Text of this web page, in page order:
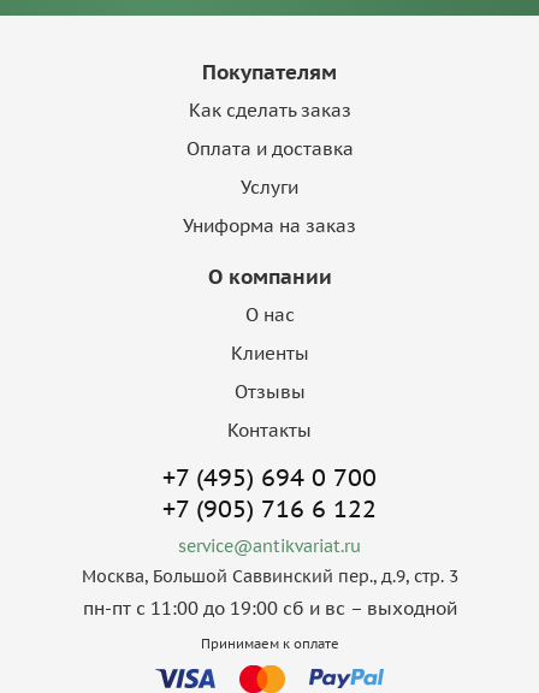
Покупателям
Как сделать заказ
Оплата и доставка
Услуги
Униформа на заказ
О компании
О нас
Клиенты
Отзывы
Контакты
+7 (495) 694 0 700
+7 (905) 716 6 122
service@antikvariat.ru
Москва, Большой Саввинский пер., д.9, стр. 3
пн-пт с 11:00 до 19:00 сб и вс – выходной
Принимаем к оплате